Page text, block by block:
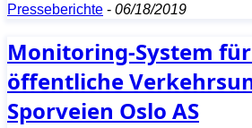
Presseberichte - 06/18/2019
Monitoring-System
öffentliche
Sporveien Oslo AS